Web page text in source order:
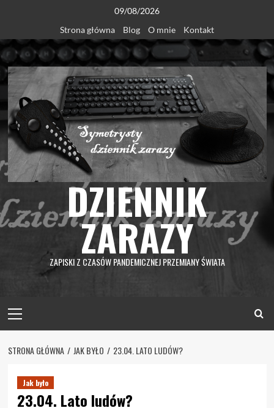
content
09/08/2026
Strona główna
Blog O mnie Kontakt
DZIENNIK
ZARAZY
ZAPISKI Z CZASÓW PANDEMICZNEJ PRZEMIANY ŚWIATA
Menu
STRONA GŁÓWNA JAK BYŁO 23.04. LATO LUDÓW?
Jak było
23.04. Lato ludów?